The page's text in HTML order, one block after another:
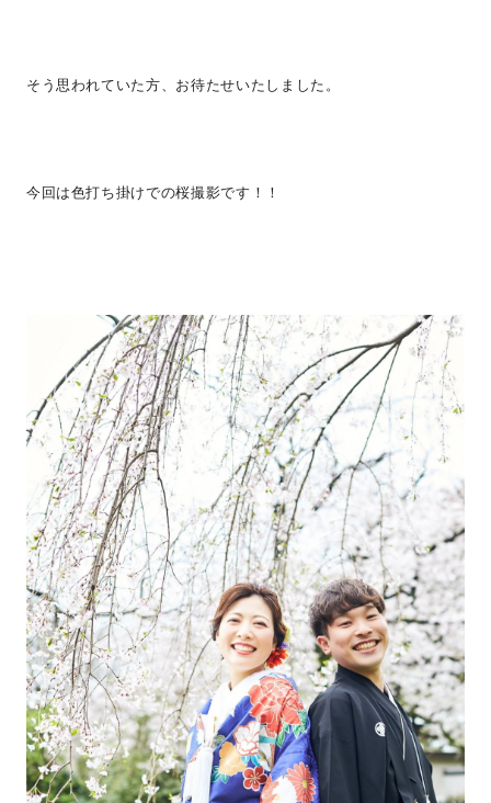
そう思われていた方、お待たせいたしました。
今回は色打ち掛けでの桜撮影です！！